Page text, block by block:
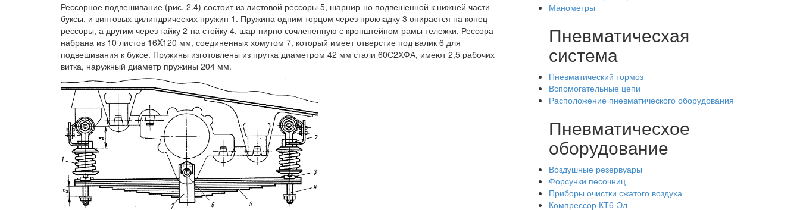
Рессорное подвешивание (рис. 2.4) состоит из листовой рессоры 5, шарнир-но подвешенной к нижней части
буксы, и винтовых цилиндрических пружин 1. Пружина одним торцом через прокладку 3 опирается на конец
рессоры, а другим через гайку 2-на стойку 4, шар-нирно сочлененную с кронштейном рамы тележки. Рессора
набрана из 10 листов 16X120 мм, соединенных хомутом 7, который имеет отверстие под валик 6 для
подвешивания к буксе. Пружины изготовлены из прутка диаметром 42 мм стали 60С2ХФА, имеют 2,5 рабочих
витка, наружный диаметр пружины 204 мм.
Манометры
Пневматичесхая
система
Пневматический тормоз
Вспомогательные цепи
Расположение пневматического оборудования
Пневматичесхое
оборудование
Воздушные резервуары
Форсунки песочниц
Приборы очистки сжатого воздуха
Компрессор КТ6-Эл